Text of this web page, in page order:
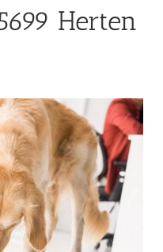
Herten